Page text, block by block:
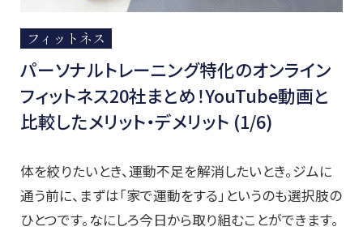
フィットネス
パーソナルトレーニング特化のオンライン
フィットネス20社まとめ！YouTube動画と
比較したメリット・デメリット (1/6)
体を絞りたいとき、運動不足を解消したいとき。ジムに
通う前に、まずは「家で運動をする」というのも選択肢の
ひとつです。なにしろ今日から取り組むことができます。